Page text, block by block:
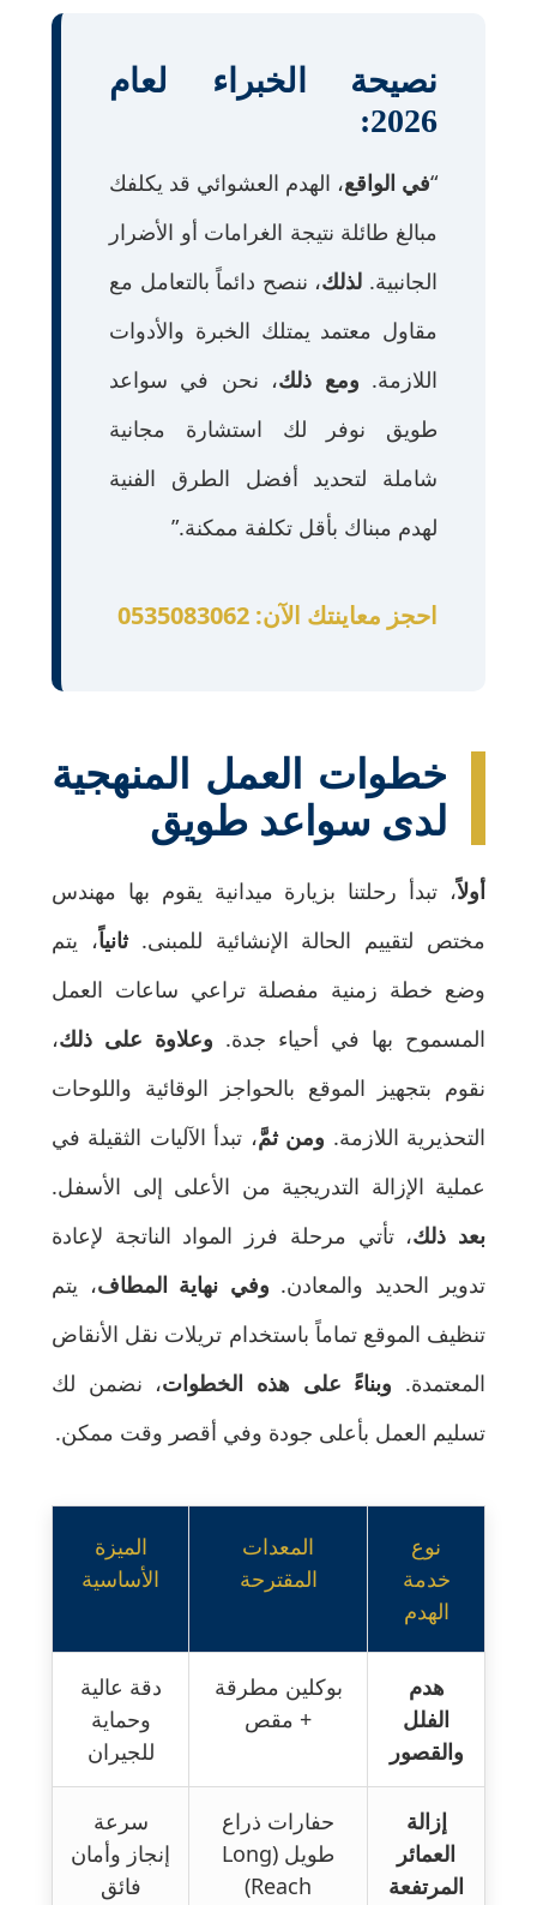
نصيحة الخبراء لعام
2026:
“في الواقع، الهدم العشوائي قد يكلفك
مبالغ طائلة نتيجة الغرامات أو الأضرار
الجانبية. لذلك، ننصح دائماً بالتعامل مع
مقاول معتمد يمتلك الخبرة والأدوات
اللازمة. ومع ذلك، نحن في سواعد
طويق نوفر لك استشارة مجانية
شاملة لتحديد أفضل الطرق الفنية
لهدم مبناك بأقل تكلفة ممكنة.”
احجز معاينتك الآن: 0535083062
خطوات العمل المنهجية
لدى سواعد طويق
أولاً، تبدأ رحلتنا بزيارة ميدانية يقوم بها مهندس
مختص لتقييم الحالة الإنشائية للمبنى.ثانياً، يتم
وضع خطة زمنية مفصلة تراعي ساعات العمل
المسموح بها في أحياء جدة. وعلاوة على ذلك،
نقوم بتجهيز الموقع بالحواجز الوقائية واللوحات
التحذيرية اللازمة. ومن ثمَّ، تبدأ الآليات الثقيلة في
عملية الإزالة التدريجية من الأعلى إلى الأسفل.
بعد ذلك، تأتي مرحلة فرز المواد الناتجة لإعادة
تدوير الحديد والمعادن. وفي نهاية المطاف، يتم
تنظيف الموقع تماماً باستخدام تريلات نقل الأنقاض
المعتمدة. وبناءً على هذه الخطوات، نضمن لك
تسليم العمل بأعلى جودة وفي أقصر وقت ممكن.
نوع
خدمة
الهدم
المعدات
المقترحة
الميزة
الأساسية
هدم
الفلل
والقصور
بوكلين مطرقة
+ مقص
دقة عالية
وحماية
للجيران
إزالة
العمائر
المرتفعة
حفارات ذراع
طويل (Long
Reach)
سرعة
إنجاز وأمان
فائق